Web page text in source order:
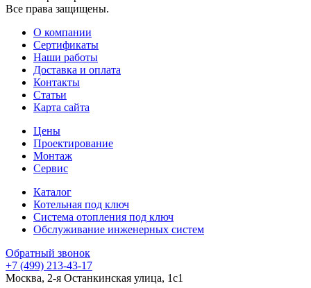
Все права защищены.
О компании
Сертификаты
Наши работы
Доставка и оплата
Контакты
Статьи
Карта сайта
Цены
Проектирование
Монтаж
Сервис
Каталог
Котельная под ключ
Система отопления под ключ
Обслуживание инженерных систем
Обратный звонок
+7 (499) 213-43-17
Москва, 2-я Останкинская улица, 1с1